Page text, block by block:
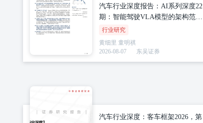
汽车行业深度报告：AI系列深度22
期：智能驾驶VLA模型的架构范式
与厂商路线
行业研究
黄细里 童明祺
2026-08-07
东吴证券
汽车行业深度：客车框架2026，第